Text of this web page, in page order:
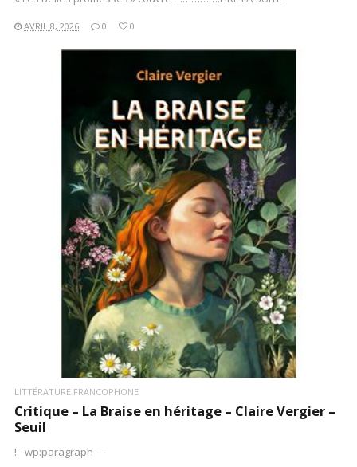
AVRIL 8, 2026 0 0
LIRE LA SUITE
LITTÉRATURE FRANCOPHONE
Critique – La Braise en héritage – Claire Vergier –
Seuil
!– wp:paragraph —